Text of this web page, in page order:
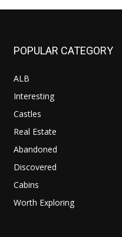
POPULAR CATEGORY
ALB
Interesting
Castles
Real Estate
Abandoned
Discovered
Cabins
Worth Exploring